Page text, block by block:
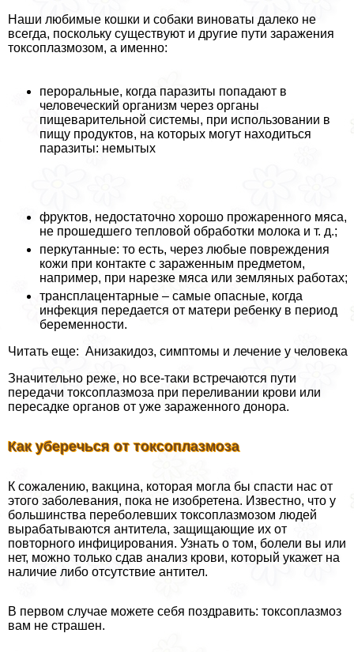
Наши любимые кошки и собаки виноваты далеко не
всегда, поскольку существуют и другие пути заражения
токсоплазмозом, а именно:
перopaльные, когда паразиты попадают в
человеческий организм через органы
пищеварительной системы, при использовании в
пищу продуктов, на которых могут находиться
паразиты: немытых
фруктов, недостаточно хорошо прожаренного мяса,
не прошедшего тепловой обработки молока и т. д.;
перкутанные: то есть, через любые повреждения
кожи при контакте с зараженным предметом,
например, при нарезке мяса или земляных работах;
трaнcплацентарные – самые опасные, когда
инфекция передается от матери ребенку в период
беременности.
Читать еще: Анизакидоз, симптомы и лечение у человека
Значительно реже, но все-таки встречаются пути
передачи токсоплазмоза при переливании крови или
пересадке органов от уже зараженного донора.
Как уберечься от токсоплазмоза
К сожалению, вакцина, которая могла бы спасти нас от
этого заболевания, пока не изобретена. Известно, что у
большинства переболевших токсоплазмозом людей
выpaбатываются антитела, защищающие их от
повторного инфицирования. Узнать о том, болели вы или
нет, можно только сдав анализ крови, который укажет на
наличие либо отсутствие антител.
В первом случае можете себя поздравить: токсоплазмоз
вам не страшен.